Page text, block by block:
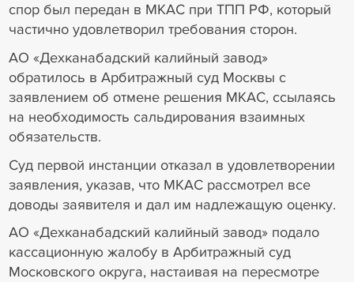
спор был передан в МКАС при ТПП РФ, который
частично удовлетворил требования сторон.
АО «Дехканабадский калийный завод»
обратилось в Арбитражный суд Москвы с
заявлением об отмене решения МКАС, ссылаясь
на необходимость сальдирования взаимных
обязательств.
Суд первой инстанции отказал в удовлетворении
заявления, указав, что МКАС рассмотрел все
доводы заявителя и дал им надлежащую оценку.
АО «Дехканабадский калийный завод» подало
кассационную жалобу в Арбитражный суд
Московского округа, настаивая на пересмотре